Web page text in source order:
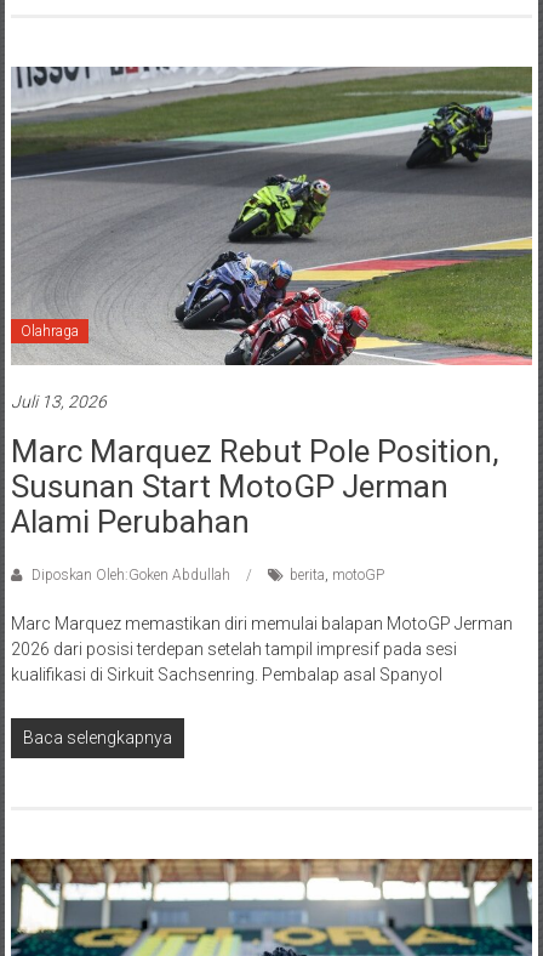
Olahraga
Juli 13, 2026
Marc Marquez Rebut Pole Position,
Susunan Start MotoGP Jerman
Alami Perubahan
Diposkan Oleh:Goken Abdullah berita, motoGP
Marc Marquez memastikan diri memulai balapan MotoGP Jerman
2026 dari posisi terdepan setelah tampil impresif pada sesi
kualifikasi di Sirkuit Sachsenring. Pembalap asal Spanyol
Baca selengkapnya